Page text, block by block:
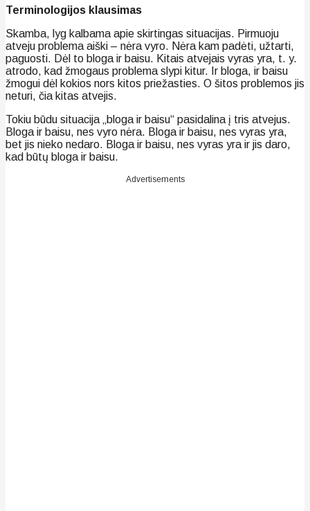
Terminologijos klausimas
Skamba, lyg kalbama apie skirtingas situacijas. Pirmuoju
atveju problema aiški – nėra vyro. Nėra kam padėti, užtarti,
paguosti. Dėl to bloga ir baisu. Kitais atvejais vyras yra, t. y.
atrodo, kad žmogaus problema slypi kitur. Ir bloga, ir baisu
žmogui dėl kokios nors kitos priežasties. O šitos problemos jis
neturi, čia kitas atvejis.
Tokiu būdu situacija „bloga ir baisu“ pasidalina į tris atvejus.
Bloga ir baisu, nes vyro nėra. Bloga ir baisu, nes vyras yra,
bet jis nieko nedaro. Bloga ir baisu, nes vyras yra ir jis daro,
kad būtų bloga ir baisu.
Advertisements